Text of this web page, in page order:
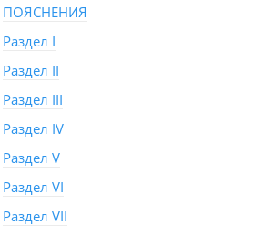
ПОЯСНЕНИЯ
Раздел I
Раздел II
Раздел III
Раздел IV
Раздел V
Раздел VI
Раздел VII